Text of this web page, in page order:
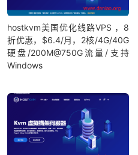
hostkvm美国优化线路VPS ，8
折优惠，$6.4/月，2核/4G/40G
硬盘/200M@750G流量/支持
Windows